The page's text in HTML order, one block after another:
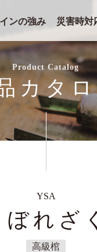
ンの強み 災害時対
Product Catalog
カタ
YSA
れざ
高級棺